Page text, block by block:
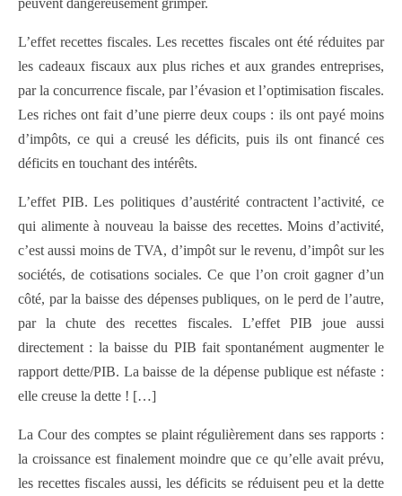
peuvent dangereusement grimper.
L’effet recettes fiscales. Les recettes fiscales ont été réduites par
les cadeaux fiscaux aux plus riches et aux grandes entreprises,
par la concurrence fiscale, par l’évasion et l’optimisation fiscales.
Les riches ont fait d’une pierre deux coups : ils ont payé moins
d’impôts, ce qui a creusé les déficits, puis ils ont financé ces
déficits en touchant des intérêts.
L’effet PIB. Les politiques d’austérité contractent l’activité, ce
qui alimente à nouveau la baisse des recettes. Moins d’activité,
c’est aussi moins de TVA, d’impôt sur le revenu, d’impôt sur les
sociétés, de cotisations sociales. Ce que l’on croit gagner d’un
côté, par la baisse des dépenses publiques, on le perd de l’autre,
par la chute des recettes fiscales. L’effet PIB joue aussi
directement : la baisse du PIB fait spontanément augmenter le
rapport dette/PIB. La baisse de la dépense publique est néfaste :
elle creuse la dette ! […]
La Cour des comptes se plaint régulièrement dans ses rapports :
la croissance est finalement moindre que ce qu’elle avait prévu,
les recettes fiscales aussi, les déficits se réduisent peu et la dette